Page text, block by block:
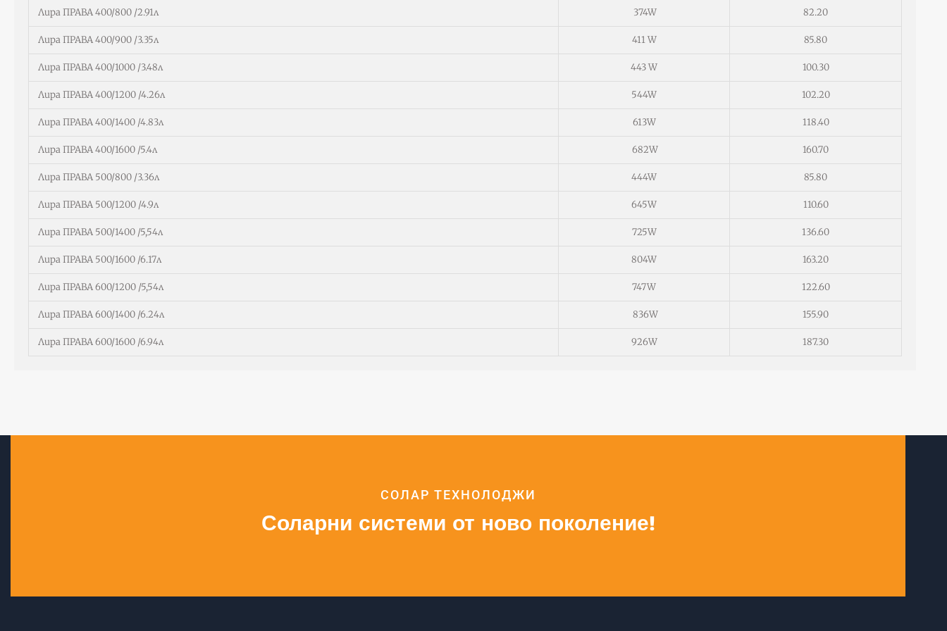
Лира ПРАВА 400/800 /2.91л 374W 82.20
Лира ПРАВА 400/900 /3.35л 411 W 85.80
Лира ПРАВА 400/1000 /3.48л 443 W 100.30
Лира ПРАВА 400/1200 /4.26л 544W 102.20
Лира ПРАВА 400/1400 /4.83л 613W 118.40
Лира ПРАВА 400/1600 /5.4л 682W 160.70
Лира ПРАВА 500/800 /3.36л 444W 85.80
Лира ПРАВА 500/1200 /4.9л 645W 110.60
Лира ПРАВА 500/1400 /5,54л 725W 136.60
Лира ПРАВА 500/1600 /6.17л 804W 163.20
Лира ПРАВА 600/1200 /5,54л 747W 122.60
Лира ПРАВА 600/1400 /6.24л 836W 155.90
Лира ПРАВА 600/1600 /6.94л 926W 187.30
СОЛАР ТЕХНОЛОДЖИ
Соларни системи от ново поколение!